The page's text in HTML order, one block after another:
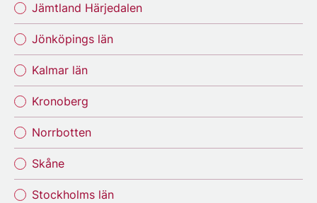
Jämtland Härjedalen
Jönköpings län
Kalmar län
Kronoberg
Norrbotten
Skåne
Stockholms län